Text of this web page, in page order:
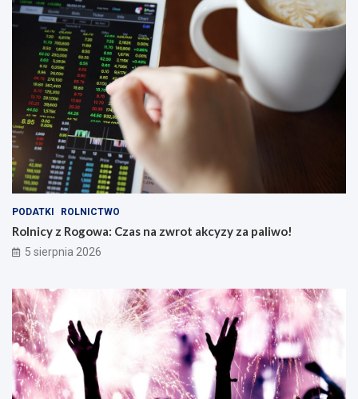
PODATKI ROLNICTWO
Rolnicy z Rogowa: Czas na zwrot akcyzy za paliwo!
5 sierpnia 2026